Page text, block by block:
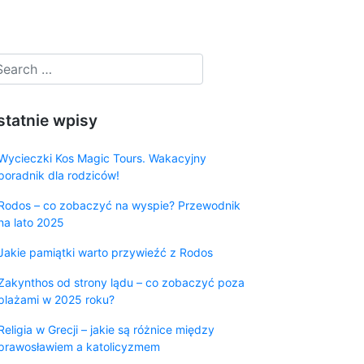
wpisy
Kos Magic Tours. Wakacyjny
dla rodziców!
– co zobaczyć na wyspie? Przewodnik
lato 2025
pamiątki warto przywieźć z Rodos
od strony lądu – co zobaczyć poza
w 2025 roku?
w Grecji – jakie są różnice między
a katolicyzmem